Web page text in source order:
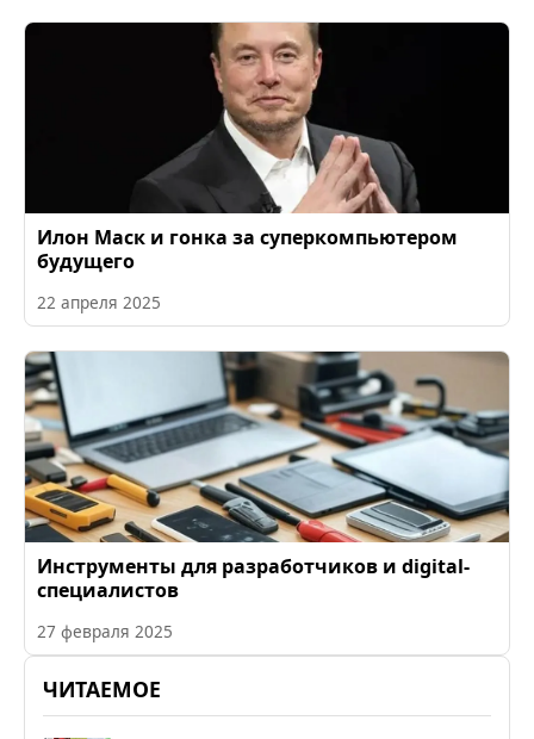
Илон Маск и гонка за суперкомпьютером
будущего
22 апреля 2025
Инструменты для разработчиков и digital-
специалистов
27 февраля 2025
ЧИТАЕМОЕ